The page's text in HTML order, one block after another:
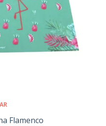
Flamenco